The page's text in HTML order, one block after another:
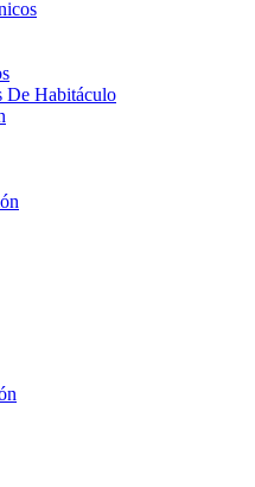
De Habitáculo